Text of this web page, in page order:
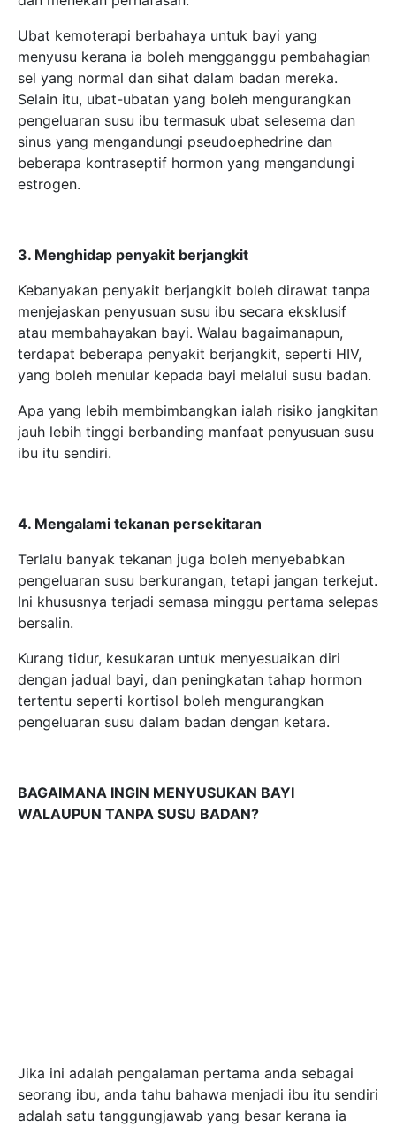
Kebanyakan penyakit berjangkit boleh dirawat tanpa
menjejaskan penyusuan susu ibu secara eksklusif
atau membahayakan bayi. Walau bagaimanapun,
terdapat beberapa penyakit berjangkit, seperti HIV,
yang boleh menular kepada bayi melalui susu badan.
Apa yang lebih membimbangkan ialah risiko jangkitan
jauh lebih tinggi berbanding manfaat penyusuan susu
4. Mengalami tekanan persekitaran
Terlalu banyak tekanan juga boleh menyebabkan
pengeluaran susu berkurangan, tetapi jangan terkejut.
Ini khususnya terjadi semasa minggu pertama selepas
bersalin.
Kurang tidur, kesukaran untuk menyesuaikan diri
dengan jadual bayi, dan peningkatan tahap hormon
tertentu seperti kortisol boleh mengurangkan
BAGAIMANA INGIN MENYUSUKAN BAYI
WALAUPUN TANPA SUSU BADAN?
terbaik untuk bayi anda.
Jika anda lebih suka memberi susu formula atau susu